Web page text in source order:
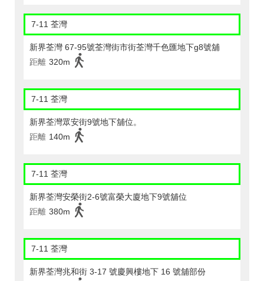
7-11 荃灣
新界荃灣 67-95號荃灣街市街荃灣千色匯地下g8號舖
距離 320m
7-11 荃灣
新界荃灣眾安街9號地下舖位。
距離 140m
7-11 荃灣
新界荃灣安榮街2-6號富榮大廈地下9號舖位
距離 380m
7-11 荃灣
新界荃灣兆和街 3-17 號慶興樓地下 16 號舖部份